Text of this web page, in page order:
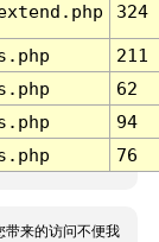
324
211
62
94
76
带来的访问不便我